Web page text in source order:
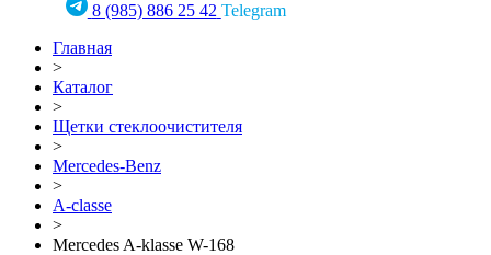
8 (985) 886 25 42 Telegram
Главная
>
Каталог
>
Щетки стеклоочистителя
>
Mercedes-Benz
>
A-classe
>
Mercedes A-klasse W-168